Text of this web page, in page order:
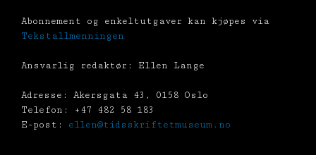
Abonnement og enkeltutgaver kan kjøpes via
Tekstallmenningen
Ansvarlig redaktør: Ellen Lange
Adresse: Akersgata 43, 0158 Oslo
Telefon: +47 482 58 183
E-post: ellen@tidsskriftetmuseum.no